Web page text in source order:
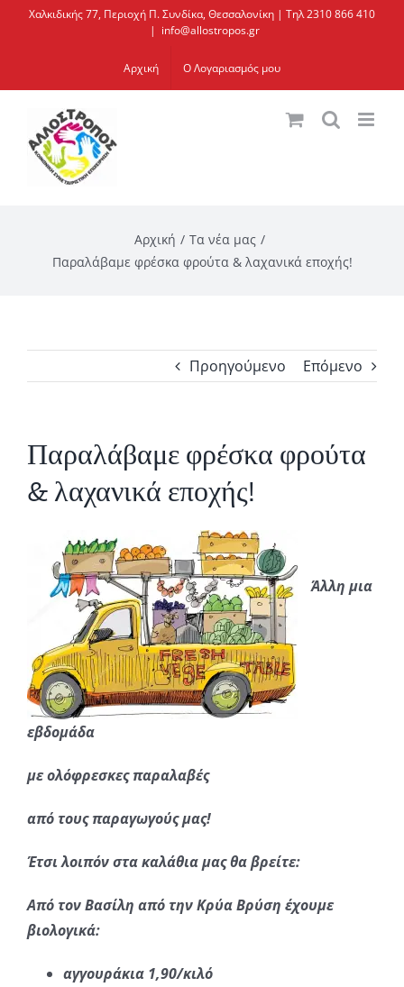
Μετάβαση
Χαλκιδικής 77, Περιοχή Π. Συνδίκα, Θεσσαλονίκη | Τηλ 2310 866 410
| info@allostropos.gr
Αρχική Ο Λογαριασμός μου
Αρχική
Τα νέα μας
Παραλάβαμε φρέσκα φρούτα & λαχανικά εποχής!
Προηγούμενο Επόμενο
Παραλάβαμε φρέσκα φρούτα
& λαχανικά εποχής!
Άλλη μια
εβδομάδα
με ολόφρεσκες παραλαβές
από τους παραγωγούς μας!
Έτσι λοιπόν στα καλάθια μας θα βρείτε:
Από τον Βασίλη από την Κρύα Βρύση έχουμε
βιολογικά:
αγγουράκια 1,90/κιλό